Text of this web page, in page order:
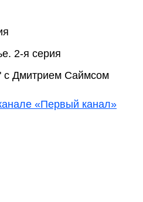
2-я серия
с Дмитрием Саймсом
«Первый канал»